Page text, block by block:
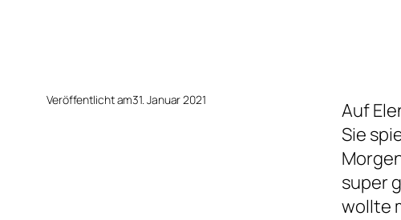
Veröffentlicht am31. Januar 2021
Auf
Sie
super
wollte